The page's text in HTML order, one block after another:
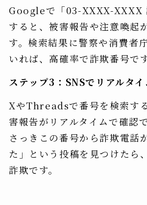
Googleで「03-XXXX-XXXX
すると、被害報告や注意喚起
す。検索結果に警察や消費者
いれば、高確率で詐欺番号です
ステップ3：SNSでリアルタ
XやThreadsで番号を検索す
害報告がリアルタイムで確認
さっきこの番号から詐欺電話
た」という投稿を見つけたら
詐欺です。